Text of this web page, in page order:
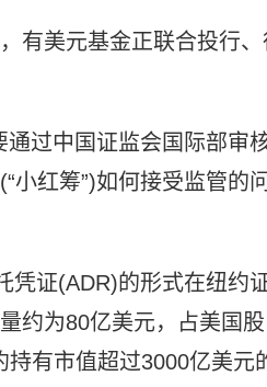
有美元基金正联合投行、
通过中国证监会国际部审
红筹”)如何接受监管的问
凭证(ADR)的形式在纽约
约为80亿美元，占美国股
有市值超过3000亿美元